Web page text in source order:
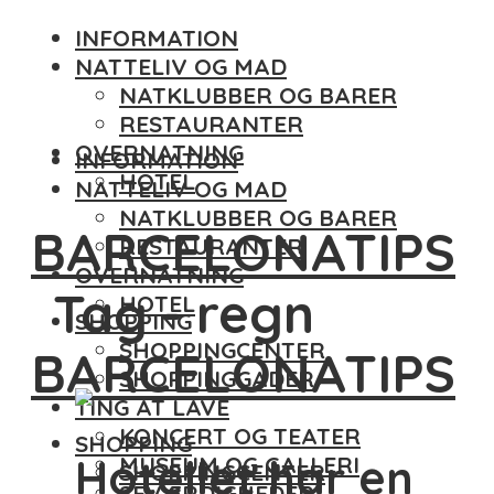
INFORMATION
NATTELIV OG MAD
NATKLUBBER OG BARER
RESTAURANTER
OVERNATNING
HOTEL
BARCELONATIPS
SHOPPING
SHOPPINGCENTER
SHOPPINGGADER
TING AT LAVE
KONCERT OG TEATER
MUSEUM OG GALLERI
INFORMATION
NATTELIV OG MAD
NATKLUBBER OG BARER
RESTAURANTER
OVERNATNING
HOTEL
BARCELONATIPS
SHOPPING
SHOPPINGCENTER
Tag - regn
Hotellet har en